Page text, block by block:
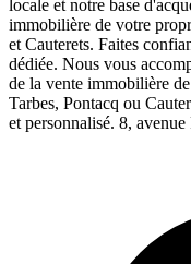
locale et notre base
immobilière de votre
et Cauterets. Faites
dédiée. Nous vous
de la vente immobilière
Tarbes, Pontacq ou
et personnalisé. 8,